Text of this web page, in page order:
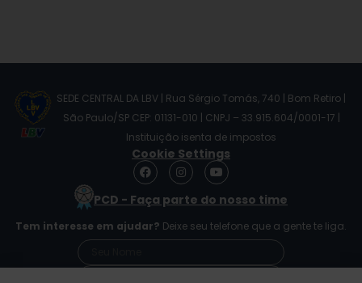
SEDE CENTRAL DA LBV | Rua Sérgio Tomás, 740 | Bom Retiro |
São Paulo/SP CEP: 01131-010 | CNPJ – 33.915.604/0001-17 |
Instituição isenta de impostos
Cookie Settings
F
a
e
o
o
I
n
s
t
g
r
m
Y
o
t
b
e
PCD - Faça parte do nosso time
Tem interesse em ajudar? Deixe seu telefone que a gente te liga.